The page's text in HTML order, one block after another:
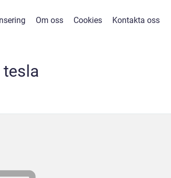
Om oss Cookies Kontakta oss
tesla